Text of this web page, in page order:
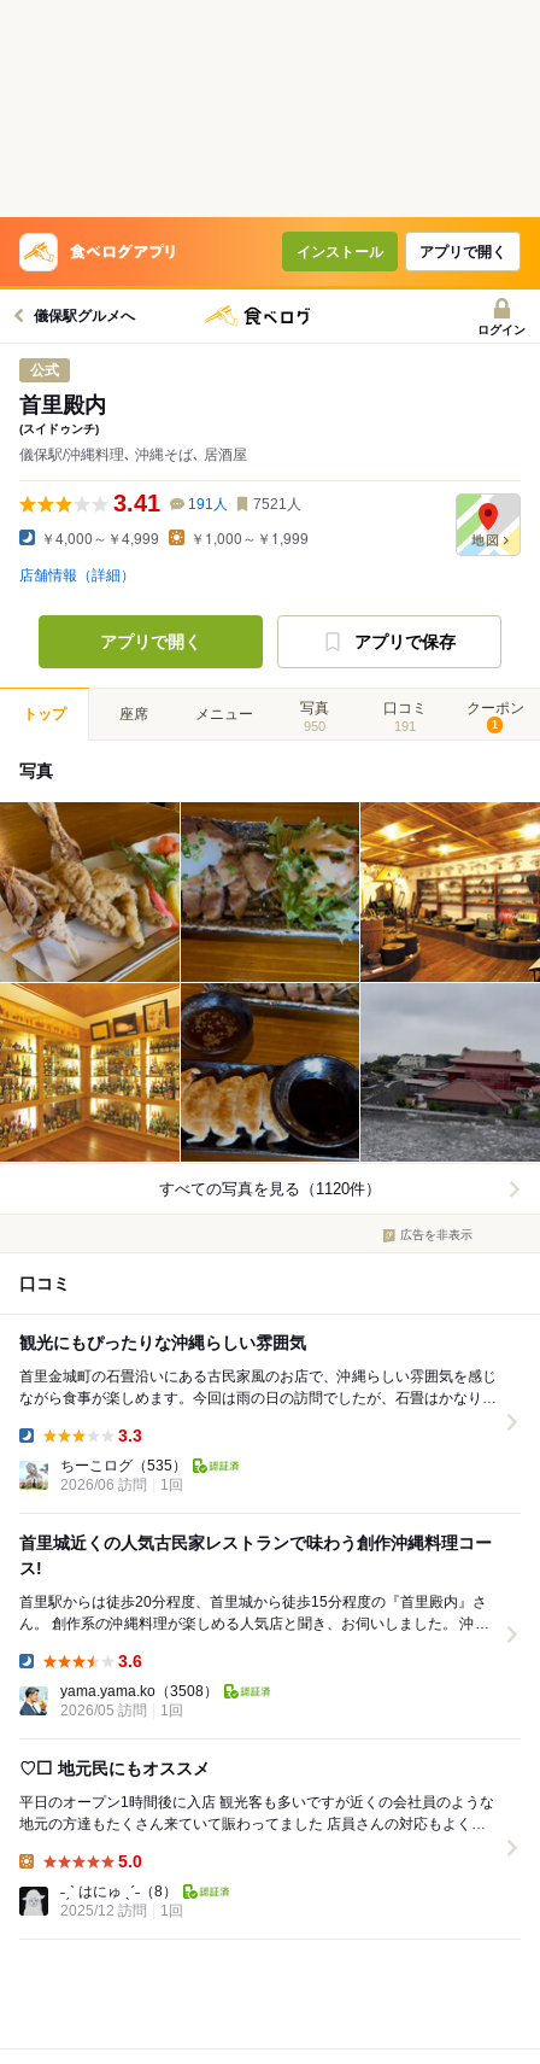
インストール アプリで開く
儀保駅グルメへ
ログイン
公式
首里殿内
(スイドゥンチ)
儀保駅/沖縄料理､ 沖縄そば､ 居酒屋
3.41 191 人 7521 人
￥4,000～￥4,999 ￥1,000～￥1,999
店舗情報（詳細）
アプリで開く アプリで保存
トップ 座席 メニュー 写真
950
口コミ
191
クーポン
1
写真
すべての写真を見る（1120件）
広告を非表示
口コミ
観光にもぴったりな沖縄らしい雰囲気
首里金城町の石畳沿いにある古民家風のお店で、沖縄らしい雰囲気を感じ
ながら食事が楽しめます。今回は雨の日の訪問でしたが、石畳はかなり滑
3.3
ちーこログ （535）
2026/06 訪問
1回
首里城近くの人気古民家レストランで味わう創作沖縄料理コー
ス!
首里駅からは徒歩20分程度、首里城から徒歩15分程度の『首里殿内』さ
ん。 創作系の沖縄料理が楽しめる人気店と聞き、お伺いしました。 沖縄
3.6
yama.yama.ko （3508）
2026/05 訪問
1回
♡⬜️ 地元民にもオススメ
平日のオープン1時間後に入店 観光客も多いですが近くの会社員のような
地元の方達もたくさん来ていて賑わってました 店員さんの対応もよくお
5.0
˗ˏˋ はにゅ ˎˊ˗ （8）
2025/12 訪問
1回